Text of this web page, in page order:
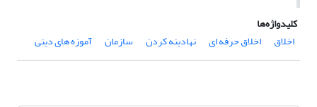
کلیدواژه‌ها
اخلاق
اخلاق حرفه ای نهادینه کردن سازمان آموزه های دینی